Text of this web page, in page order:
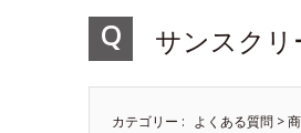
サンスク
カテゴリー : よくある質問 >